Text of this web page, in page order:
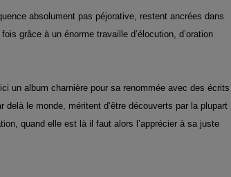
absolument pas péjorative, restent ancrées dans
grâce à un énorme travaille d’élocution, d’oration
un album charnière pour sa renommée avec des écrits
delà le monde, méritent d’être découverts par la plupart
quand elle est là il faut alors l’apprécier à sa juste